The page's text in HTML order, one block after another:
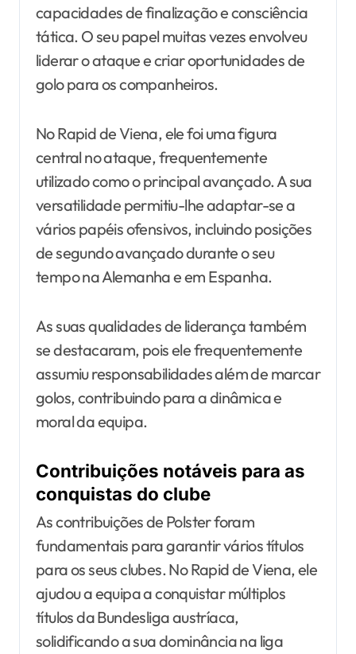
capacidades de finalização e consciência
tática. O seu papel muitas vezes envolveu
liderar o ataque e criar oportunidades de
golo para os companheiros.
No Rapid de Viena, ele foi uma figura
central no ataque, frequentemente
utilizado como o principal avançado. A sua
versatilidade permitiu-lhe adaptar-se a
vários papéis ofensivos, incluindo posições
de segundo avançado durante o seu
tempo na Alemanha e em Espanha.
As suas qualidades de liderança também
se destacaram, pois ele frequentemente
assumiu responsabilidades além de marcar
golos, contribuindo para a dinâmica e
moral da equipa.
Contribuições notáveis para as
conquistas do clube
As contribuições de Polster foram
fundamentais para garantir vários títulos
para os seus clubes. No Rapid de Viena, ele
ajudou a equipa a conquistar múltiplos
títulos da Bundesliga austríaca,
solidificando a sua dominância na liga